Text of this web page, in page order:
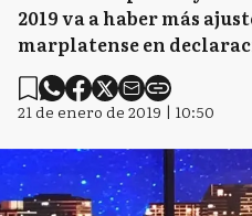
2019 va a haber más
marplatense en
21 de enero de 2019 | 10:50